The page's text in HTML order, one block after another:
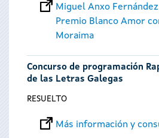
Miguel Anxo
Premio Blanco Amor
Moraima
Concurso de programación
de las Letras Galegas
RESUELTO
Más información y